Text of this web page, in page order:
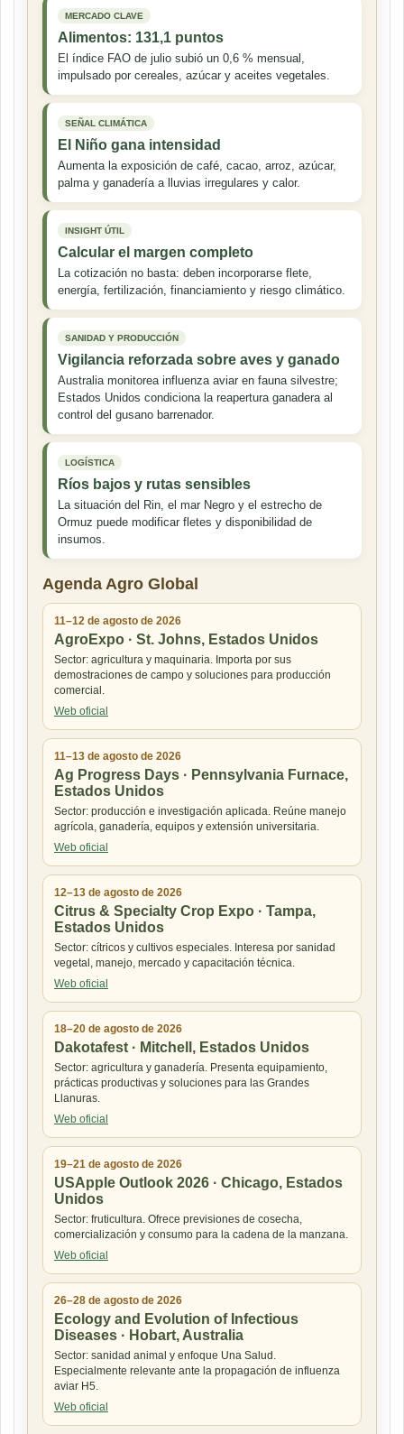
MERCADO CLAVE
Alimentos: 131,1 puntos
El índice FAO de julio subió un 0,6 % mensual,
impulsado por cereales, azúcar y aceites vegetales.
SEÑAL CLIMÁTICA
El Niño gana intensidad
Aumenta la exposición de café, cacao, arroz, azúcar,
palma y ganadería a lluvias irregulares y calor.
INSIGHT ÚTIL
Calcular el margen completo
La cotización no basta: deben incorporarse flete,
energía, fertilización, financiamiento y riesgo climático.
SANIDAD Y PRODUCCIÓN
Vigilancia reforzada sobre aves y ganado
Australia monitorea influenza aviar en fauna silvestre;
Estados Unidos condiciona la reapertura ganadera al
control del gusano barrenador.
LOGÍSTICA
Ríos bajos y rutas sensibles
La situación del Rin, el mar Negro y el estrecho de
Ormuz puede modificar fletes y disponibilidad de
insumos.
Agenda Agro Global
11–12 de agosto de 2026
AgroExpo · St. Johns, Estados Unidos
Sector: agricultura y maquinaria. Importa por sus
demostraciones de campo y soluciones para producción
comercial.
Web oficial
11–13 de agosto de 2026
Ag Progress Days · Pennsylvania Furnace,
Estados Unidos
Sector: producción e investigación aplicada. Reúne manejo
agrícola, ganadería, equipos y extensión universitaria.
Web oficial
12–13 de agosto de 2026
Citrus & Specialty Crop Expo · Tampa,
Estados Unidos
Sector: cítricos y cultivos especiales. Interesa por sanidad
vegetal, manejo, mercado y capacitación técnica.
Web oficial
18–20 de agosto de 2026
Dakotafest · Mitchell, Estados Unidos
Sector: agricultura y ganadería. Presenta equipamiento,
prácticas productivas y soluciones para las Grandes
Llanuras.
Web oficial
19–21 de agosto de 2026
USApple Outlook 2026 · Chicago, Estados
Unidos
Sector: fruticultura. Ofrece previsiones de cosecha,
comercialización y consumo para la cadena de la manzana.
Web oficial
26–28 de agosto de 2026
Ecology and Evolution of Infectious
Diseases · Hobart, Australia
Sector: sanidad animal y enfoque Una Salud.
Especialmente relevante ante la propagación de influenza
aviar H5.
Web oficial